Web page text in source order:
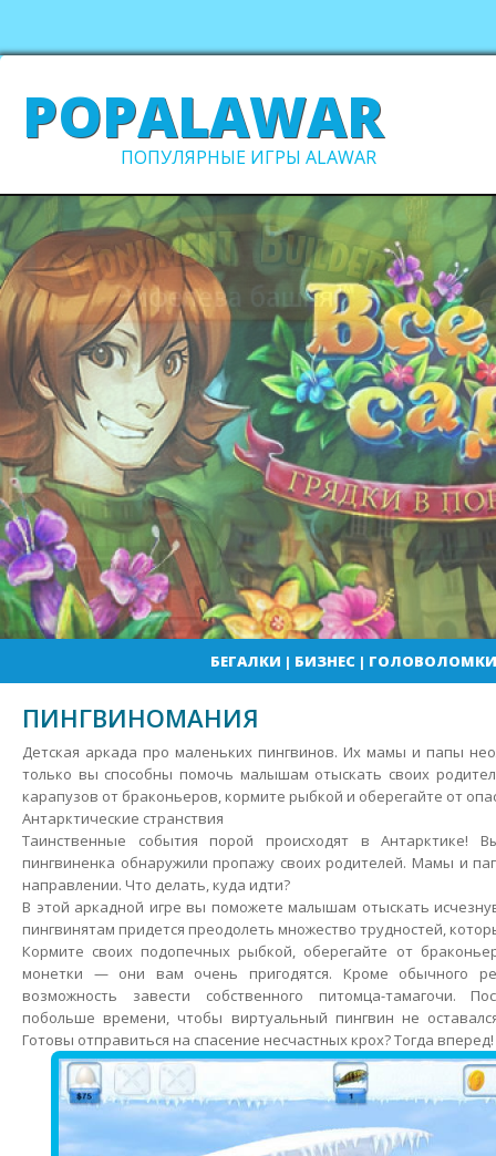
POPALAWAR
ПОПУЛЯРНЫЕ ИГРЫ ALAWAR
БЕГАЛКИ | БИЗНЕС| ГОЛОВОЛОМКИ
ПИНГВИНОМАНИЯ
Детская аркада про маленьких пингвинов. Их мамы и папы
только вы способны помочь малышам отыскать своих
карапузов от браконьеров, кормите рыбкой и оберегайте от
Антарктические странствия
Таинственные события порой происходят в Антарктике!
пингвиненка обнаружили пропажу своих родителей. Мамы и
направлении. Что делать, куда идти?
В этой аркадной игре вы поможете малышам отыскать
пингвинятам придется преодолеть множество трудностей,
Кормите своих подопечных рыбкой, оберегайте от
монетки — они вам очень пригодятся. Кроме обычного
возможность завести собственного питомца-тамагочи.
побольше времени, чтобы виртуальный пингвин не
Готовы отправиться на спасение несчастных крох? Тогда вперед!